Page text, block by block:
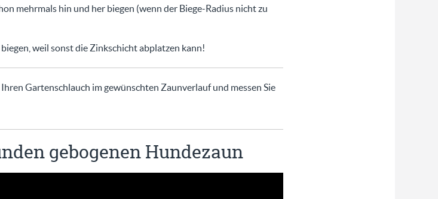
mehrmals hin und her biegen (wenn der Biege-Radius nicht zu
weil sonst die Zinkschicht abplatzen kann!
Gartenschlauch im gewünschten Zaunverlauf und messen Sie
gebogenen Hundezaun